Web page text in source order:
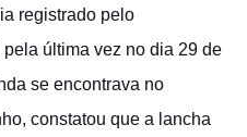
registrado pelo
última vez no dia 29 de
se encontrava no
constatou que a lancha